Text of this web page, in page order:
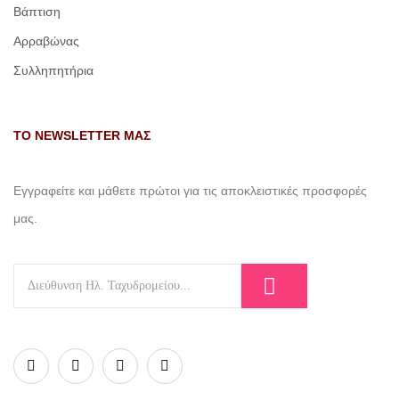
Βάπτιση
Αρραβώνας
Συλληπητήρια
ΤΟ NEWSLETTER ΜΑΣ
Εγγραφείτε και μάθετε πρώτοι για τις αποκλειστικές προσφορές
μας.